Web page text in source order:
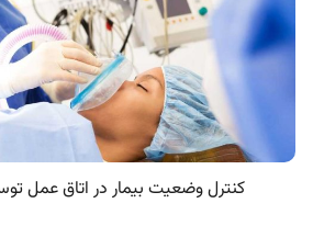
کنترل وضعیت بیمار در اتاق عمل